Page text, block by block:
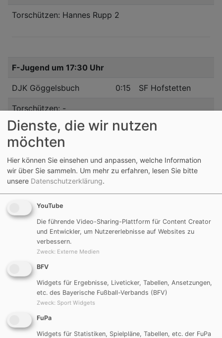
Torschützen: Hannes Rupp 2
F-Jugend um 17:30 Uhr
DJK Göggelsbuch 0:15 SF Hofstetten
Torschützen: -
Samstag, 14. 10. 2017
D-Jugend um 11:30 Uhr
DJK Göggelsbuch
Torschützen: Jonas Schneider 2, Louis Distler 2,
Sascha Reisig
C-Jugend um 14:00 Uhr
(SG) TSV Mörsdorf FC Möning
Dienste, die wir nutzen
möchten
Hier können Sie einsehen und anpassen, welche Information
wir über Sie sammeln. Um mehr zu erfahren, lesen Sie bitte
unsere Datenschutzerklärung.
YouTube
Die führende Video-Sharing-Plattform für Content Creator
und Entwickler, um Nutzererlebnisse auf Websites zu
verbessern.
Zweck: Externe Medien
BFV
Widgets für Ergebnisse, Liveticker, Tabellen, Ansetzungen,
etc. des Bayerische Fußball-Verbands (BFV)
Zweck: Sport Widgets
FuPa
Widgets für Statistiken, Spielpläne, Tabellen, etc. der FuPa